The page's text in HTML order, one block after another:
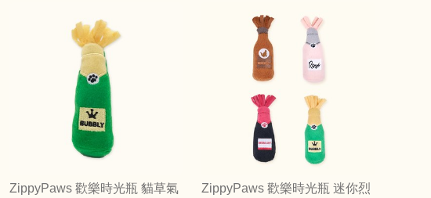
ZippyPaws 歡樂時光瓶 貓草氣
ZippyPaws 歡樂時光瓶 迷你烈